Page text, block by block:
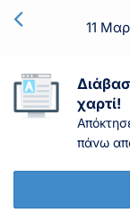
11
χαρτί!
πάνω